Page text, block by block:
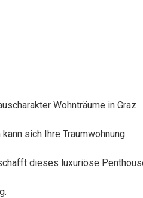
Wohnträume in Graz
sich Ihre Traumwohnung
dieses luxuriöse